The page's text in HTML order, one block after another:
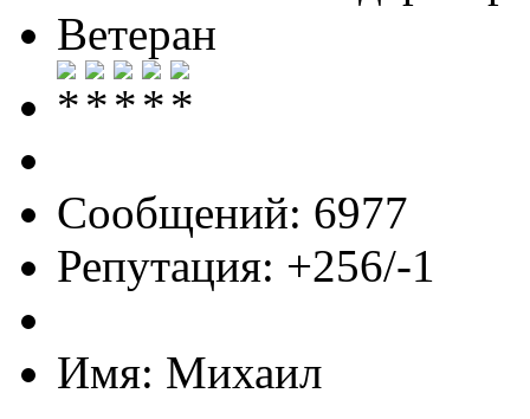
Ветеран
Сообщений: 6977
Репутация: +256/-1
Имя: Михаил